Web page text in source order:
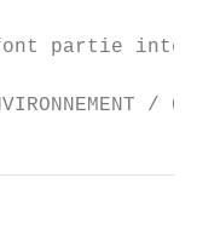
partie
/